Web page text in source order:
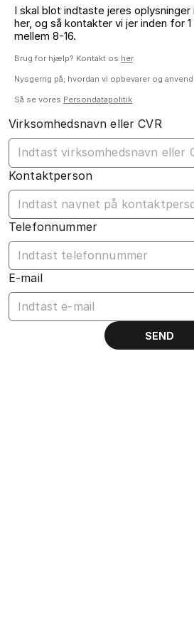
I skal blot indtaste jeres
her, og så kontakter vi jer inden for
mellem 8-16.
Brug for hjælp? Kontakt os her.
Nysgerrig på, hvordan vi opbevarer og
Så se vores Persondatapolitik
Virksomhedsnavn eller CVR
Kontaktperson
Telefonnummer
E-mail
SEND